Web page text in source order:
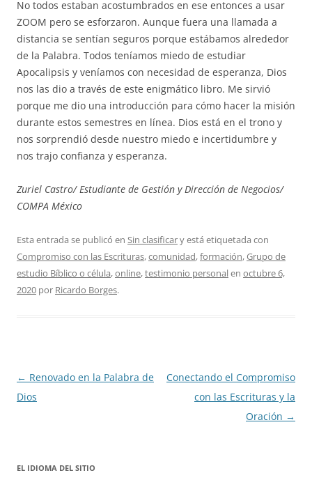
No todos estaban acostumbrados en ese entonces a usar
ZOOM pero se esforzaron. Aunque fuera una llamada a
distancia se sentían seguros porque estábamos alrededor
de la Palabra. Todos teníamos miedo de estudiar
Apocalipsis y veníamos con necesidad de esperanza, Dios
nos las dio a través de este enigmático libro. Me sirvió
porque me dio una introducción para cómo hacer la misión
durante estos semestres en línea. Dios está en el trono y
nos sorprendió desde nuestro miedo e incertidumbre y
nos trajo confianza y esperanza.
Zuriel Castro/ Estudiante de Gestión y Dirección de Negocios/
COMPA México
Esta entrada se publicó en Sin clasificary está etiquetada con
Compromiso con las Escrituras,comunidad,formación,Grupo de
estudio Bíblico o célula,online,testimonio personalen octubre 6,
2020 por Ricardo Borges.
Navegación
de
← Renovado en la Palabra de
Dios
Conectando el Compromiso
con las Escrituras y la
Oración →
EL IDIOMA DEL SITIO